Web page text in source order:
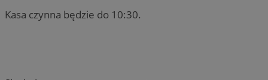
Kasa czynna będzie do 10:30.